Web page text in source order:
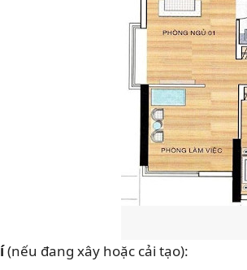
(nếu đang xây hoặc cải tạo):